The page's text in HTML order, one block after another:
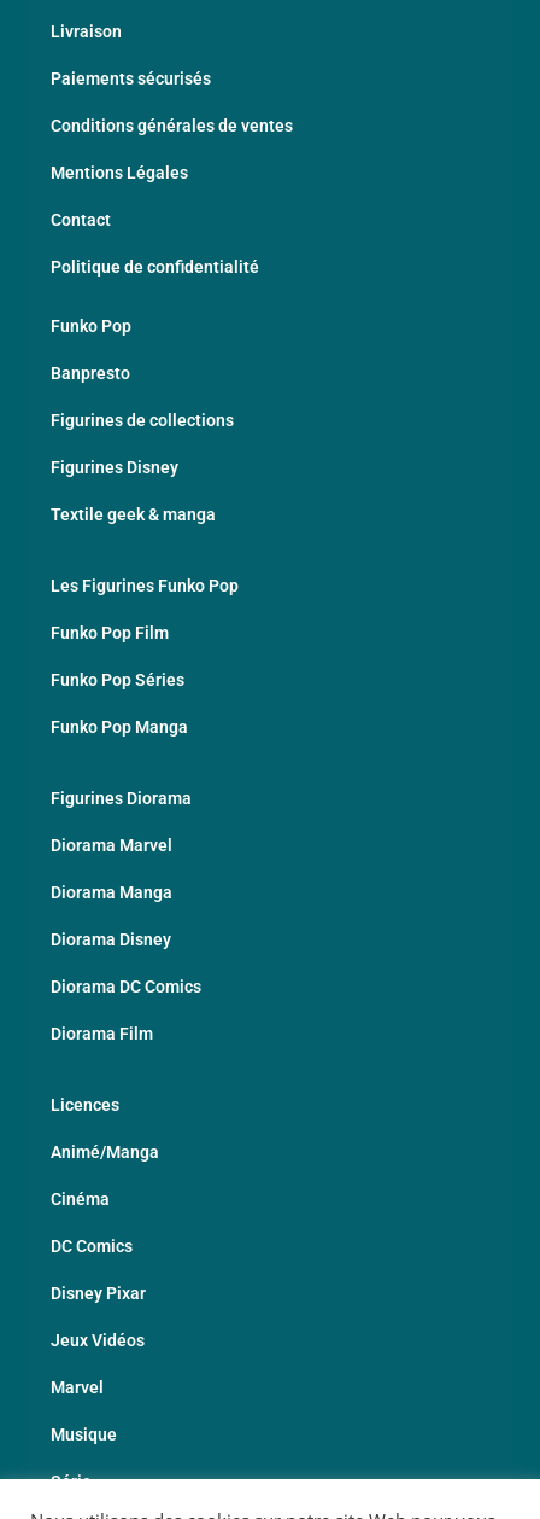
Livraison
Paiements sécurisés
Conditions générales de ventes
Mentions Légales
Contact
Politique de confidentialité
Funko Pop
Banpresto
Figurines de collections
Figurines Disney
Textile geek & manga
Les Figurines Funko Pop
Funko Pop Film
Funko Pop Séries
Funko Pop Manga
Figurines Diorama
Diorama Marvel
Diorama Manga
Diorama Disney
Diorama DC Comics
Diorama Film
Licences
Animé/Manga
Cinéma
DC Comics
Disney Pixar
Jeux Vidéos
Marvel
Musique
Série